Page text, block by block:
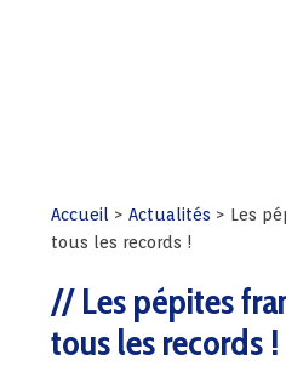
Accueil >Actualités > Les
tous les records !
Les pépites
tous les records !